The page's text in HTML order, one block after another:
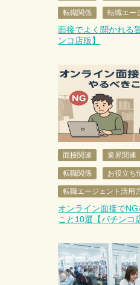
転職関係 転職エー
面接でよく聞かれる
ンコ店版】
面接関連 業界関連
転職関係 お役立ち
転職エージェント活用
オンライン面接で
こと10選【パチンコ